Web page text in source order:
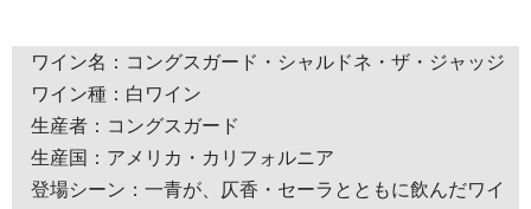
ワイン名：コングスガード・シャルドネ・ザ・ジャッジ
ワイン種：白ワイン
生産者：コングスガード
生産国：アメリカ・カリフォルニア
登場シーン：一青が、仄香・セーラとともに飲んだワイ